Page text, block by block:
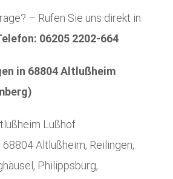
– Rufen Sie uns direkt in
06205 2202-664
in 68804 Altlußheim
Lußhof
68804 Altlußheim, Reilingen,
Philippsburg,